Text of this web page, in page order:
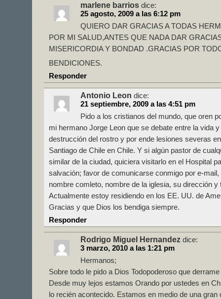
marlene barrios dice:
25 agosto, 2009 a las 6:12 pm
QUIERO DAR GRACIAS A TODAS
POR MI SALUD,ANTES QUE NADA DAR
MISERICORDIA Y BONDAD .GRACIAS POR
BENDICIONES.
Responder
Antonio Leon dice:
21 septiembre, 2009 a las 4:51 pm
Pido a los cristianos del mundo, que oren
mi hermano Jorge Leon que se debate entre la vida
destrucción del rostro y por ende lesiones severas
Santiago de Chile en Chile. Y si algún pastor de
similar de la ciudad, quiciera visitarlo en el Hospital
salvación; favor de comunicarse conmigo por e-
nombre comleto, nombre de la iglesia, su dirección
Actualmente estoy residiendo en los EE. UU. de
Gracias y que Dios los bendiga siempre.
Responder
Rodrigo Miguel Hernandez dice:
3 marzo, 2010 a las 1:21 pm
Hermanos;
Sobre todo le pido a Dios Todopoderoso que
Desde muy lejos estamos Orando por ustedes en
lo recién acontecido. Estamos en medio de una gran